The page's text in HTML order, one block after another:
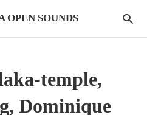
OPEN SOUNDS
temple,
Dominique